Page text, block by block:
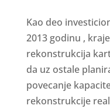
Kao deo
2013 godinu ,
rekonstrukcija
da uz ostale
povecanje
rekonstrukcije